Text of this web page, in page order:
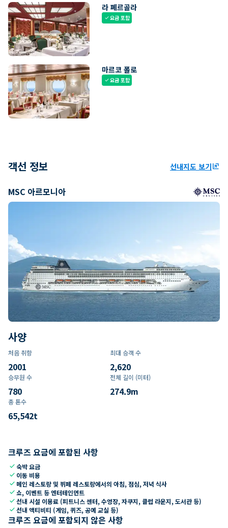
라 페르골라
check요금 포함
마르코 폴로
check요금 포함
객선 정보 선내지도 보기ungroup
MSC 아르모니아
사양
처음 취항
2001
최대 승객 수
2,620
승무원 수
780
전체 길이 (미터)
274.9m
총 톤수
65,542t
크루즈 요금에 포함된 사항
check숙박 요금
check 이동 비용
check 메인 레스토랑 및 뷔페 레스토랑에서의 아침, 점심, 저녁 식사
check쇼, 이벤트 등 엔터테인먼트
check선내 시설 이용료 (피트니스 센터, 수영장, 자쿠지, 클럽 라운지, 도서관 등)
check선내 액티비티 (게임, 퀴즈, 공예 교실 등)
크루즈 요금에 포함되지 않은 사항